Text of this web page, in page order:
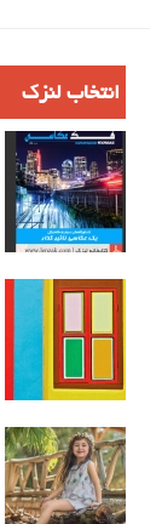
انتخاب لنزک